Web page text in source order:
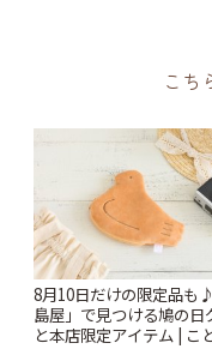
こち
8月10日だけの限定品も
島屋」で見つける鳩の日
と本店限定アイテム | こ